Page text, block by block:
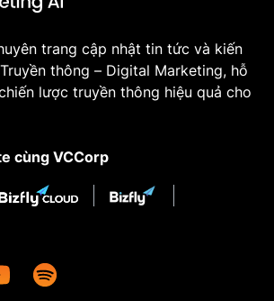
trang cập nhật tin tức và kiến
thông – Digital Marketing, hỗ
lược truyền thông hiệu quả cho
cùng VCCorp